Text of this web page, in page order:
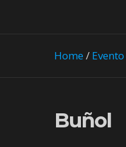
Home/ Evento
Buñol